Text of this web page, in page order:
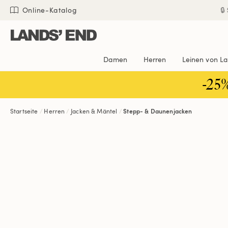
Direkt
Inhalt
Direkt
Navigation
Direkt
Suche
Online-Katalog
Damen Herren Leinen von
-
Startseite Herren Jacken & Mäntel Stepp- & Daunenjacken